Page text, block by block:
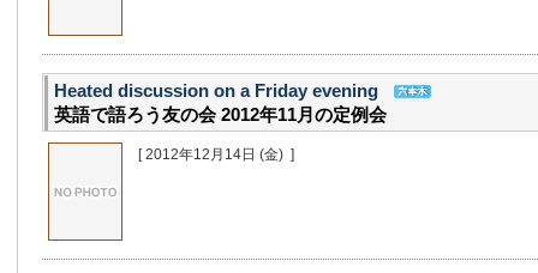
Heated discussion on a Friday evening
英語で語ろう友の会 2012年11月の定例会
[ 2012年12月14日 (金) ]